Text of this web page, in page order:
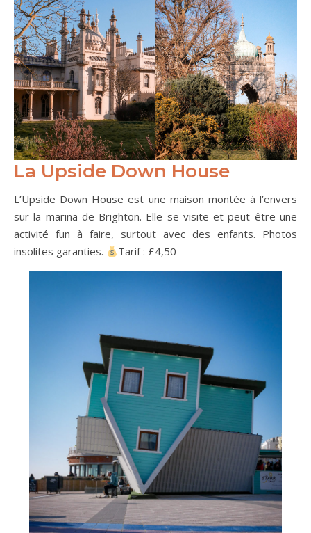
La Upside Down House
L’Upside Down House est une maison montée à l’envers
sur la marina de Brighton. Elle se visite et peut être une
activité fun à faire, surtout avec des enfants. Photos
insolites garanties.
Tarif : £4,50